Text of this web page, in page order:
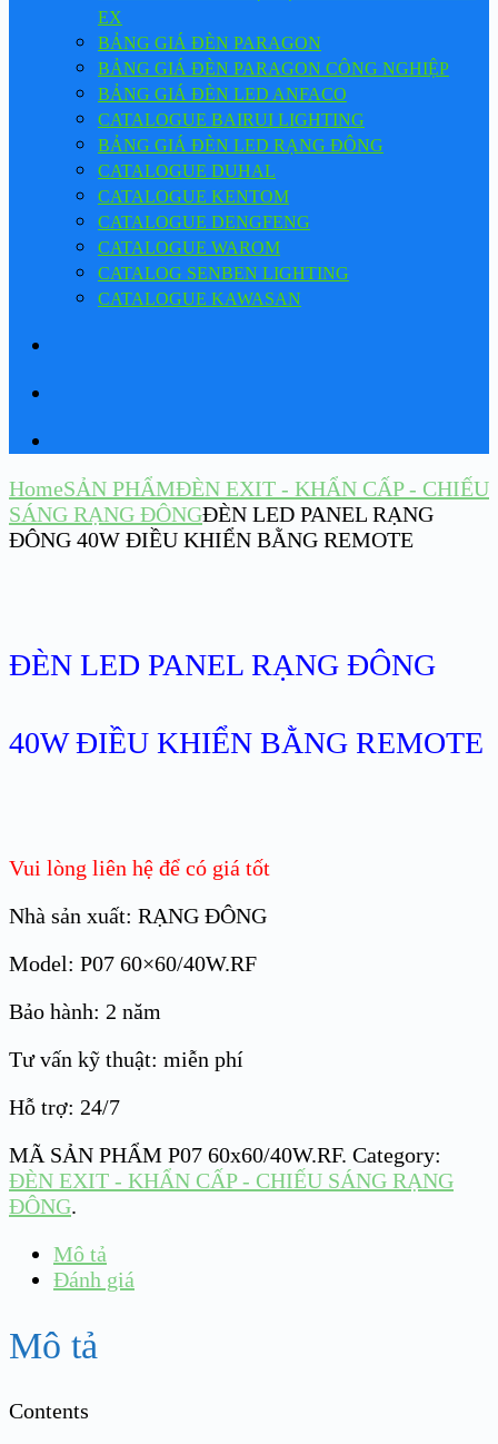
EX
BẢNG GIÁ ĐÈN PARAGON
BẢNG GIÁ ĐÈN PARAGON CÔNG NGHIỆP
BẢNG GIÁ ĐÈN LED ANFACO
CATALOGUE BAIRUI LIGHTING
BẢNG GIÁ ĐÈN LED RẠNG ĐÔNG
CATALOGUE DUHAL
CATALOGUE KENTOM
CATALOGUE DENGFENG
CATALOGUE WAROM
CATALOG SENBEN LIGHTING
CATALOGUE KAWASAN
HomeSẢN PHẨMĐÈN EXIT - KHẨN CẤP - CHIẾU
SÁNG RẠNG ĐÔNGĐÈN LED PANEL RẠNG
ĐÔNG 40W ĐIỀU KHIỂN BẰNG REMOTE
ĐÈN LED PANEL RẠNG ĐÔNG
40W ĐIỀU KHIỂN BẰNG REMOTE
Vui lòng liên hệ để có giá tốt
Nhà sản xuất: RẠNG ĐÔNG
Model: P07 60×60/40W.RF
Bảo hành: 2 năm
Tư vấn kỹ thuật: miễn phí
Hỗ trợ: 24/7
MÃ SẢN PHẨM P07 60x60/40W.RF. Category:
ĐÈN EXIT - KHẨN CẤP - CHIẾU SÁNG RẠNG
ĐÔNG.
Mô tả
Đánh giá
Mô tả
Contents